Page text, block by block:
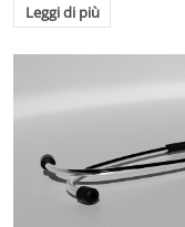
Leggi di più